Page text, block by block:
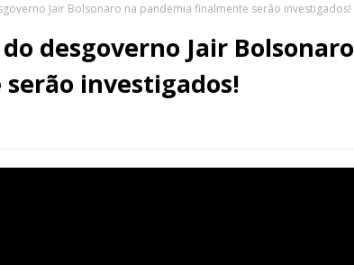
Jair Bolsonaro na pandemia finalmente serão investigados!
desgoverno Jair Bolsonaro
investigados!